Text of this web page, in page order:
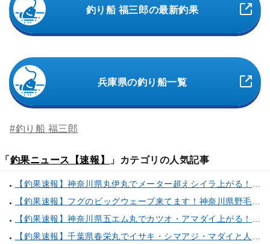
釣り船 福三郎の最新釣果
兵庫県の釣り船一覧
#釣り船 福三郎
「 釣果ニュース【速報】 」カテゴリの人気記事